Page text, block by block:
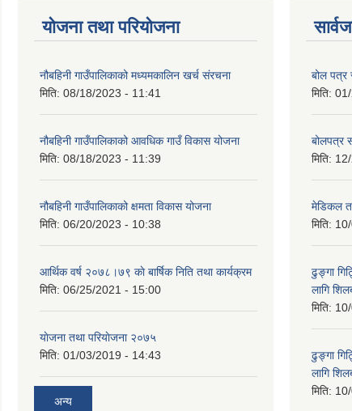
योजना तथा परियोजना
नौबहिनी गाउँपालिकाको मध्यमकालिन खर्च संरचना
मिति: 08/18/2023 - 11:41
नौबहिनी गाउँपालिकाको आवधिक गाउँ विकास योजना
मिति: 08/18/2023 - 11:39
नौबहिनी गाउँपालिकाको क्षमता विकास योजना
मिति: 06/20/2023 - 10:38
आर्थिक वर्ष २०७८।७९ काे बार्षिक निति तथा कार्यक्रम
मिति: 06/25/2021 - 15:00
याेजना तथा परियाेजना २०७५
मिति: 01/03/2019 - 14:43
अन्य
बोल पत्र
मिति:
बोलपत्र
मिति:
मेडिकल
मिति:
ढुङ्गा
लागि
मिति:
ढुङ्गा
लागि
मिति: